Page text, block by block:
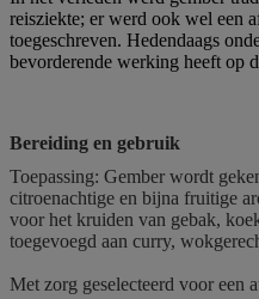
reisziekte; er werd ook wel een
toegeschreven. Hedendaags
bevorderende werking heeft op
Bereiding en gebruik
Toepassing: Gember wordt
citroenachtige en bijna fruitige
voor het kruiden van gebak,
toegevoegd aan curry,
Met zorg geselecteerd voor een